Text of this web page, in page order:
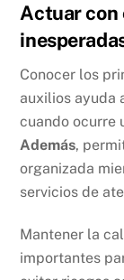
Actuar con
Conocer los
auxilios ayuda
cuando ocurre
Además,
organizada
servicios de
Mantener la
importantes